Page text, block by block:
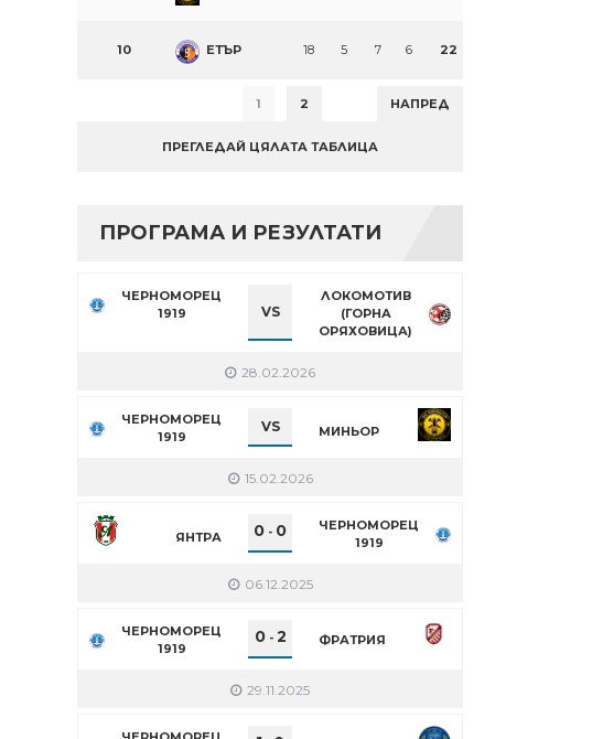
10 ЕТЪР 18 5 7 6 22
1 2 НАПРЕД
ПРЕГЛЕДАЙ ЦЯЛАТА ТАБЛИЦА
ПРОГРАМА И РЕЗУЛТАТИ
ЧЕРНОМОРЕЦ
1919
VS
ЛОКОМОТИВ
(ГОРНА
ОРЯХОВИЦА)
28.02.2026
ЧЕРНОМОРЕЦ
1919
VS МИНЬОР
15.02.2026
ЯНТРА 0 - 0
ЧЕРНОМОРЕЦ
1919
06.12.2025
ЧЕРНОМОРЕЦ
1919
0- 2 ФРАТРИЯ
29.11.2025